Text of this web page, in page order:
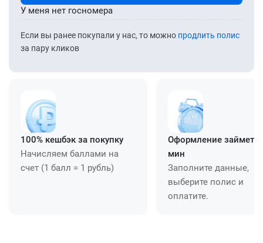
Если вы ранее покупали у нас, то можно продлить полис
за пару кликов
У меня нет госномера
100% кешбэк за покупку
Начисляем баллами на
счет (1 балл = 1 рубль)
Оформление займет
мин
Заполните данные,
выберите полис и
оплатите.